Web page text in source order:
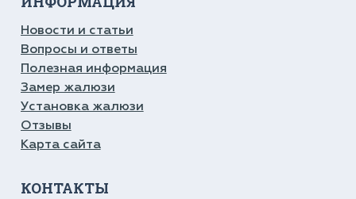
Новости и статьи
Вопросы и ответы
Полезная информация
Замер жалюзи
Установка жалюзи
Отзывы
Карта сайта
КОНТАКТЫ